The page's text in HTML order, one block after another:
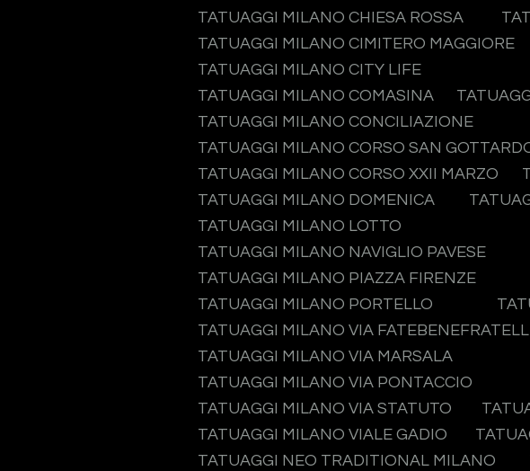
TATUAGGI MILANO CHIESA ROSSA
TATUAGGI MILANO CIMITERO MAGGIORE
TATUAGGI MILANO CITY LIFE
TATUAGGI MILANO COMASINA
TATUAGGI MILANO CONCILIAZIONE
TATUAGGI MILANO CORSO SAN
TATUAGGI MILANO CORSO XXII MARZO
TATUAGGI MILANO DOMENICA
TATUAGGI MILANO LOTTO
TATUAGGI MILANO NAVIGLIO PAVESE
TATUAGGI MILANO PIAZZA FIRENZE
TATUAGGI MILANO PORTELLO
TATUAGGI MILANO VIA
TATUAGGI MILANO VIA MARSALA
TATUAGGI MILANO VIA PONTACCIO
TATUAGGI MILANO VIA STATUTO
TATUAGGI MILANO VIALE GADIO
TATUAGGI NEO TRADITIONAL MILANO